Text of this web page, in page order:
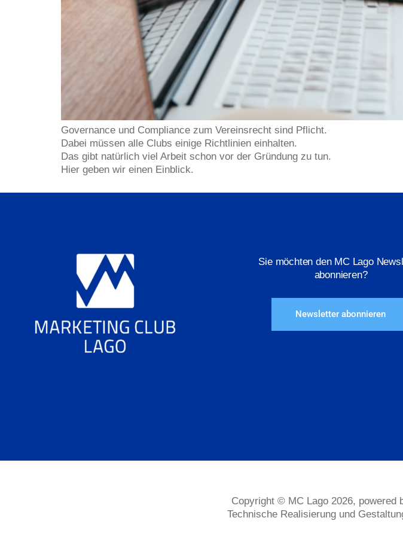
Governance und Compliance zum Vereinsrecht sind Pflicht.
Dabei müssen alle Clubs einige Richtlinien einhalten.
Das gibt natürlich viel Arbeit schon vor der Gründung zu tun.
Hier geben wir einen Einblick.
Sie möchten den MC Lago
abonnieren?
Newsletter abonnieren
Copyright © MC Lago 2026, powered
Technische Realisierung und